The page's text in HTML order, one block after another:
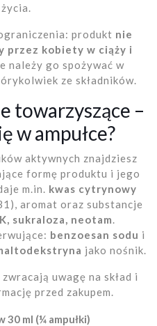
produkt nie
przez kobiety w ciąży i
należy go spożywać w
ze składników.
towarzyszące –
w ampułce?
aktywnych znajdziesz
formę produktu i jego
m.in. kwas cytrynowy
aromat oraz substancje
sukraloza, neotam
benzoesan sodu i
jako nośnik.
uwagę na skład i
przed zakupem.
30 ml (¼ ampułki)